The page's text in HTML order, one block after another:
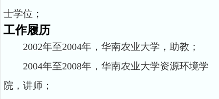
士学位；
工作履历
2002年至2004年，华南农业大学，助教；
2004年至2008年，华南农业大学资源环境学
院，讲师；